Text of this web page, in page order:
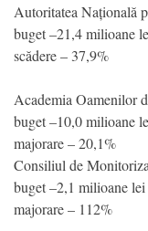
Autoritatea Națională
buget –21,4 milioane
scădere – 37,9%
Academia Oamenilor
buget –10,0 milioane
majorare – 20,1%
Consiliul de
buget –2,1 milioane lei
majorare – 112%